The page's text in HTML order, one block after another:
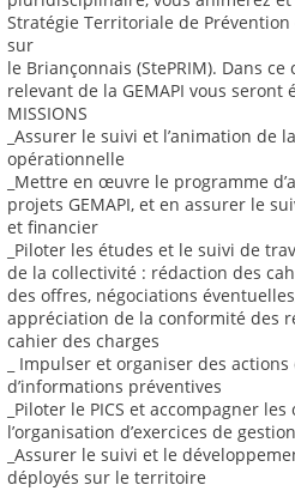
Stratégie Territoriale de
sur
le Briançonnais (StePRIM). Dans
relevant de la GEMAPI vous seront
MISSIONS
_Assurer le suivi et l’animation de
opérationnelle
_Mettre en œuvre le programme
projets GEMAPI, et en assurer le
et financier
_Piloter les études et le suivi de
de la collectivité : rédaction des
des offres, négociations
appréciation de la conformité des
cahier des charges
_ Impulser et organiser des
d’informations préventives
_Piloter le PICS et accompagner
l’organisation d’exercices de
_Assurer le suivi et le
déployés sur le territoire